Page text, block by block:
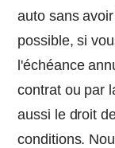
auto sans
possible, si
l'échéance
contrat ou par
aussi le droit
conditions.